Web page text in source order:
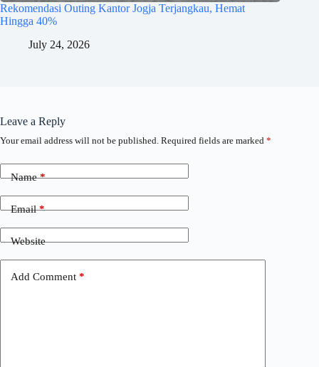
Rekomendasi Outing Kantor Jogja Terjangkau, Hemat
Hingga 40%
July 24, 2026
Leave a Reply
Your email address will not be published. Required fields are marked *
Name*
Email*
Website
Add Comment *